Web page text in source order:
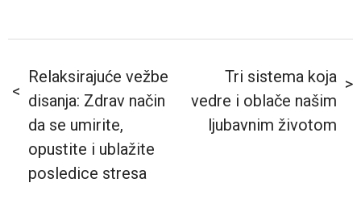
Relaksirajuće vežbe
disanja: Zdrav način
da se umirite,
opustite i ublažite
posledice stresa
Tri sistema koja
vedre i oblače našim
ljubavnim životom